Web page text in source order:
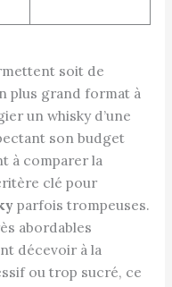
soit de
plus grand format à
un whisky d’une
son budget
à comparer la
clé pour
parfois trompeuses.
abordables
décevoir à la
ou trop sucré, ce